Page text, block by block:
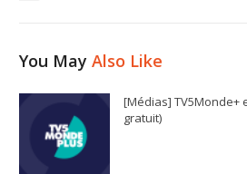
You MayAlso Like
[Médias] TV5Monde+
gratuit)